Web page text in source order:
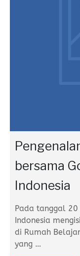
bersama
Indonesia
Pada tanggal
Indonesia
di Rumah
yang …